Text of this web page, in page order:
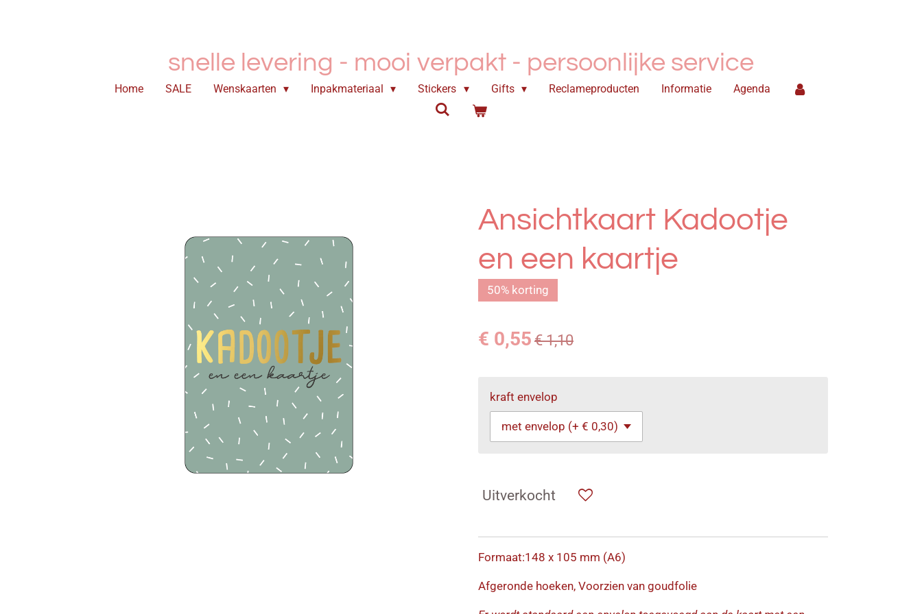
snelle levering - mooi verpakt - persoonlijke service
Home SALE Wenskaarten Inpakmateriaal Stickers Gifts Reclameproducten Informatie Agenda
Ansichtkaart Kadootje
en een kaartje
50% korting
€ 0,55 € 1,10
kraft envelop
Uitverkocht
Formaat:148 x 105 mm (A6)
Afgeronde hoeken, Voorzien van goudfolie